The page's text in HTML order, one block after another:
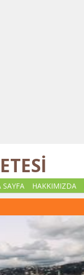
SAYFA HAKKIMIZDA